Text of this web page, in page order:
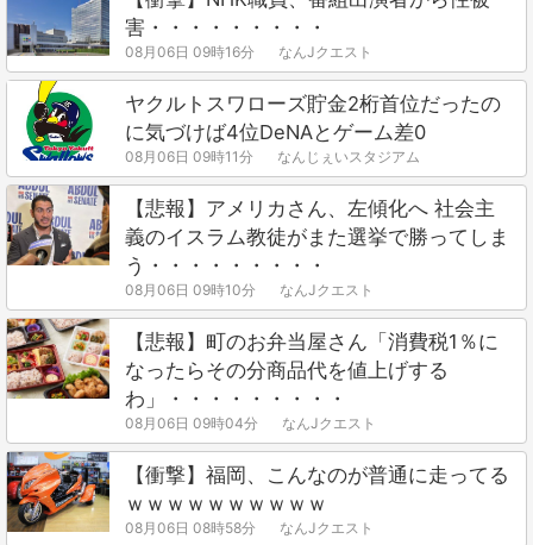
害・・・・・・・・・
08月06日 09時16分 なんJクエスト
ヤクルトスワローズ貯金2桁首位だったの
に気づけば4位DeNAとゲーム差0
08月06日 09時11分 なんじぇいスタジアム
【悲報】アメリカさん、左傾化へ 社会主
義のイスラム教徒がまた選挙で勝ってしま
う・・・・・・・・・
08月06日 09時10分 なんJクエスト
【悲報】町のお弁当屋さん「消費税1％に
なったらその分商品代を値上げする
わ」・・・・・・・・・
08月06日 09時04分 なんJクエスト
【衝撃】福岡、こんなのが普通に走ってる
ｗｗｗｗｗｗｗｗｗｗ
08月06日 08時58分 なんJクエスト